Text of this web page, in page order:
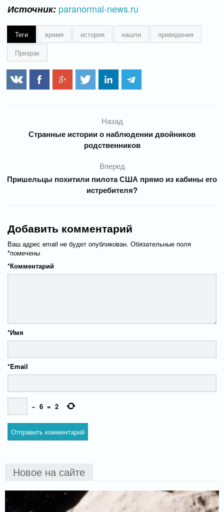
Источник: paranormal-news.ru
Теги время история нашли
привидения
Призрак
Назад
Странные истории о наблюдении двойников
родственников
Вперед
Пришельцы похитили пилота США прямо из кабины его
истребителя?
Добавить комментарий
Ваш адрес email не будет опубликован. Обязательные поля
помечены
*
Комментарий
*
Имя
*
Email
*
− 6 = 2
Новое на сайте